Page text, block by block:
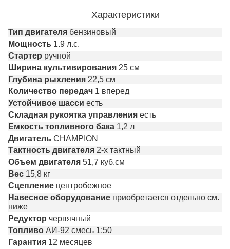
Характеристики
Тип двигателя бензиновый
Мощность 1.9 л.с.
Стартер ручной
Ширина культивирования 25 см
Глубина рыхления 22,5 см
Количество передач 1 вперед
Устойчивое шасси есть
Складная рукоятка управления есть
Емкость топливного бака 1,2 л
Двигатель CHAMPION
Тактность двигателя 2-х тактный
Объем двигателя 51,7 куб.см
Вес 15,8 кг
Сцепление центробежное
Навесное оборудование приобретается отдельно см.
ниже
Редуктор червячный
Топливо АИ-92 смесь 1:50
Гарантия 12 месяцев